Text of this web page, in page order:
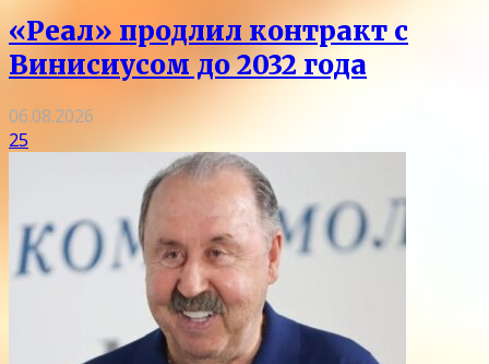
«Реал» продлил контракт с
Винисиусом до 2032 года
06.08.2026
25